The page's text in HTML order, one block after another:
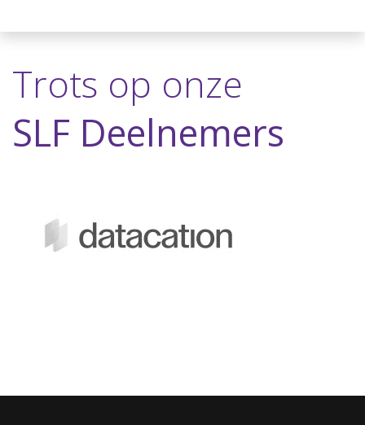
Trots op onze
SLF Deelnemers